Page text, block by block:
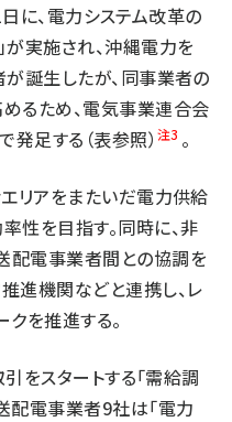
に、電力システム改革の
実施され、沖縄電力を
誕生したが、同事業者の
るため、電気事業連合会
発足する（表参照） 注3 。
リアをまたいだ電力供給
性を目指す。同時に、非
配電事業者間との協調を
進機関などと連携し、レ
を推進する。
をスタートする「需給調
配電事業者9社は「電力